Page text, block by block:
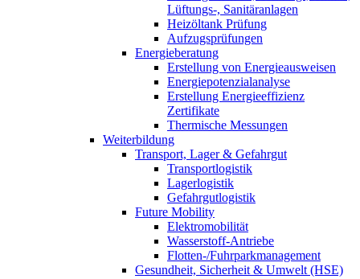
Lüftungs-, Sanitäranlagen
Heizöltank Prüfung
Aufzugsprüfungen
Energieberatung
Erstellung von Energieausweisen
Energiepotenzialanalyse
Erstellung Energieeffizienz
Zertifikate
Thermische Messungen
Weiterbildung
Transport, Lager & Gefahrgut
Transportlogistik
Lagerlogistik
Gefahrgutlogistik
Future Mobility
Elektromobilität
Wasserstoff-Antriebe
Flotten-/Fuhrparkmanagement
Gesundheit, Sicherheit & Umwelt (HSE)